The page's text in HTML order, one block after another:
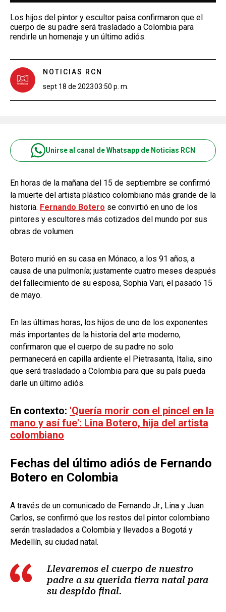
Los hijos del pintor y escultor paisa confirmaron que el
cuerpo de su padre será trasladado a Colombia para
rendirle un homenaje y un último adiós.
NOTICIAS RCN
sept 18 de 202303:50 p. m.
Unirse al canal de Whatsapp de Noticias RCN
En horas de la mañana del 15 de septiembre se confirmó
la muerte del artista plástico colombiano más grande de la
historia. Fernando Botero se convirtió en uno de los
pintores y escultores más cotizados del mundo por sus
obras de volumen.
Botero murió en su casa en Mónaco, a los 91 años, a
causa de una pulmonía; justamente cuatro meses después
del fallecimiento de su esposa, Sophia Vari, el pasado 15
de mayo.
En las últimas horas, los hijos de uno de los exponentes
más importantes de la historia del arte moderno,
confirmaron que el cuerpo de su padre no solo
permanecerá en capilla ardiente el Pietrasanta, Italia, sino
que será trasladado a Colombia para que su país pueda
darle un último adiós.
En contexto: 'Quería morir con el pincel en la
mano y así fue': Lina Botero, hija del artista
colombiano
Fechas del último adiós de Fernando
Botero en Colombia
A través de un comunicado de Fernando Jr., Lina y Juan
Carlos, se confirmó que los restos del pintor colombiano
serán trasladados a Colombia y llevados a Bogotá y
Medellín, su ciudad natal.
Llevaremos el cuerpo de nuestro
padre a su querida tierra natal para
su despido final.